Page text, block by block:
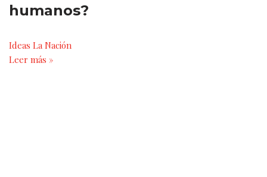
humanos?
Ideas La Nación
Leer más »